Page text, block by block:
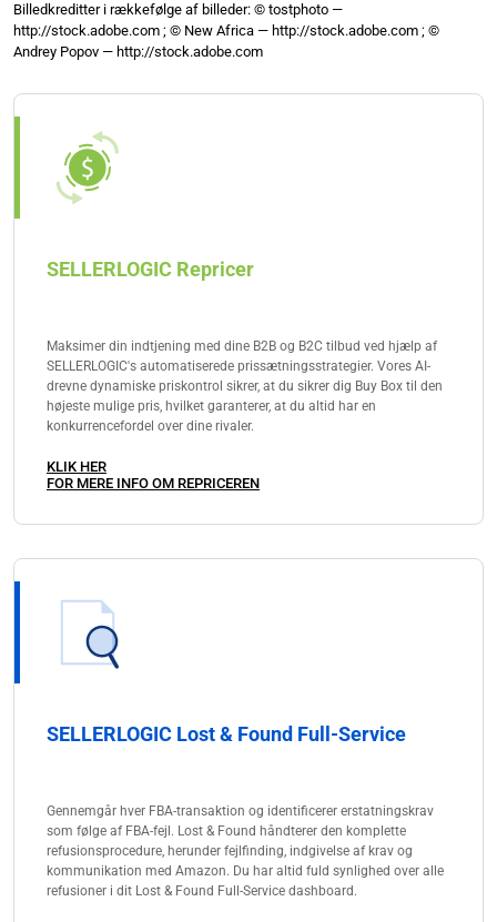
Billedkreditter i rækkefølge af billeder: © tostphoto —
http://stock.adobe.com ; © New Africa — http://stock.adobe.com ; ©
Andrey Popov — http://stock.adobe.com
SELLERLOGIC Repricer
Maksimer din indtjening med dine B2B og B2C tilbud ved hjælp af
SELLERLOGIC's automatiserede prissætningsstrategier. Vores AI-
drevne dynamiske priskontrol sikrer, at du sikrer dig Buy Box til den
højeste mulige pris, hvilket garanterer, at du altid har en
konkurrencefordel over dine rivaler.
KLIK HER
FOR MERE INFO OM REPRICEREN
SELLERLOGIC Lost & Found Full-Service
Gennemgår hver FBA-transaktion og identificerer erstatningskrav
som følge af FBA-fejl. Lost & Found håndterer den komplette
refusionsprocedure, herunder fejlfinding, indgivelse af krav og
kommunikation med Amazon. Du har altid fuld synlighed over alle
refusioner i dit Lost & Found Full-Service dashboard.